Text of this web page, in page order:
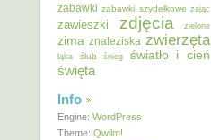
zabawki zabawki szydełkowe zając
zawieszki zdjęcia zielone
zima znaleziska zwierzęta
łąka ślub śnieg światło i cień
święta
Info
Engine: WordPress
Theme: Qwilm!